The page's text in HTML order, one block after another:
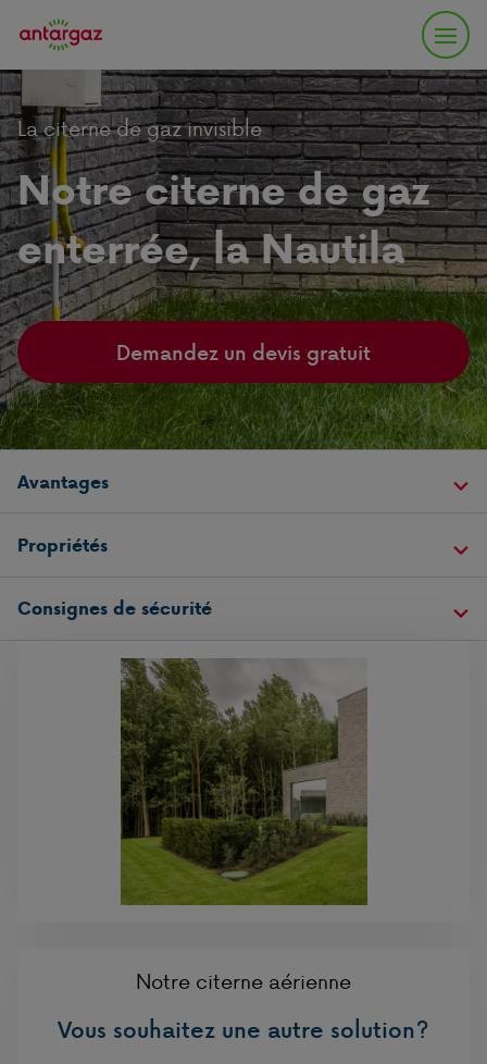
La citerne de gaz invisible
Notre citerne de gaz
enterrée, la Nautila
Demandez un devis gratuit
Avantages
Propriétés
Consignes de sécurité
Notre citerne aérienne
Vous souhaitez une autre solution?